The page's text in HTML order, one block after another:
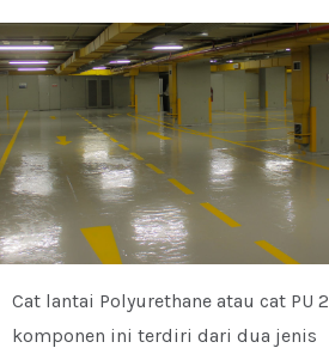
Cat lantai Polyurethane atau cat PU 2
komponen ini terdiri dari dua jenis